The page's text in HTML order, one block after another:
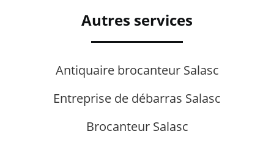
Autres services
Antiquaire brocanteur Salasc
Entreprise de débarras Salasc
Brocanteur Salasc